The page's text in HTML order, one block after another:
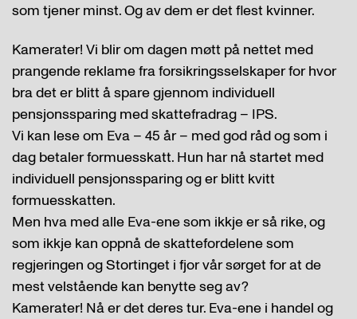
som tjener minst. Og av dem er det flest kvinner.
Kamerater! Vi blir om dagen møtt på nettet med
prangende reklame fra forsikringsselskaper for hvor
bra det er blitt å spare gjennom individuell
pensjonssparing med skattefradrag – IPS.
Vi kan lese om Eva – 45 år – med god råd og som i
dag betaler formuesskatt. Hun har nå startet med
individuell pensjonssparing og er blitt kvitt
formuesskatten.
Men hva med alle Eva-ene som ikkje er så rike, og
som ikkje kan oppnå de skattefordelene som
regjeringen og Stortinget i fjor vår sørget for at de
mest velstående kan benytte seg av?
Kamerater! Nå er det deres tur. Eva-ene i handel og